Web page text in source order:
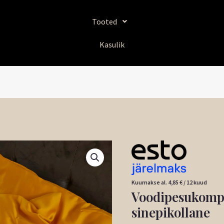
Tooted
Kasulik
Kuumakse al. 4,85€ / 12 kuud
sinepikollane
Voodipesukomplekt
"Deluxe
Satiin"
sinepikollane
kogus